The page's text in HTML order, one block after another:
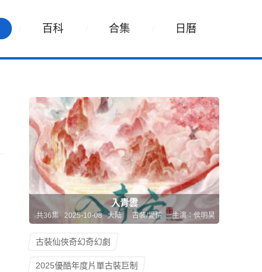
百科 合集 日曆
入青雲
共36集 2025-10-08 大陆 古裝/愛情 主演：侯明昊
古裝仙俠奇幻奇幻劇
2025優酷年度片單古裝巨制